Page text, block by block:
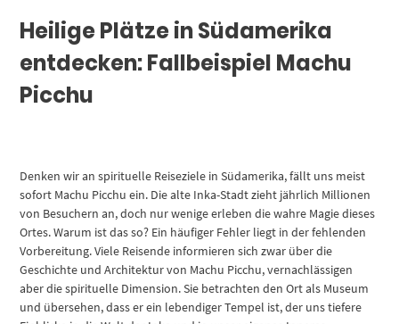
Heilige Plätze in Südamerika
entdecken: Fallbeispiel Machu
Picchu
Denken wir an spirituelle Reiseziele in Südamerika, fällt uns meist
sofort Machu Picchu ein. Die alte Inka-Stadt zieht jährlich Millionen
von Besuchern an, doch nur wenige erleben die wahre Magie dieses
Ortes. Warum ist das so? Ein häufiger Fehler liegt in der fehlenden
Vorbereitung. Viele Reisende informieren sich zwar über die
Geschichte und Architektur von Machu Picchu, vernachlässigen
aber die spirituelle Dimension. Sie betrachten den Ort als Museum
und übersehen, dass er ein lebendiger Tempel ist, der uns tiefere